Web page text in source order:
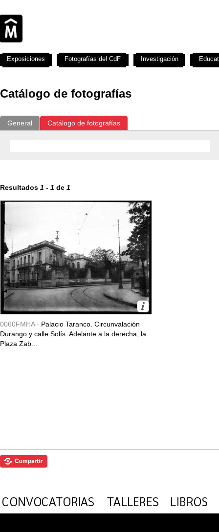
Catálogo de fotografías
General Catálogo de fotografías
Resultados 1 - 1 de 1
0060FMHA - Palacio Taranco. Circunvalación
Durango y calle Solís. Adelante a la derecha, la
Plaza Zab...
Exposiciones Fotografías del CdF Investigación